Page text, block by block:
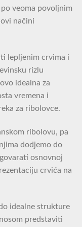
veoma povoljnim
načini
lepljenim crvima i
rizlu
idealna za
vremena i
za ribolovce.
ribolovu, pa
dodjemo do
osnovnoj
crvića na
idealne strukture
predstaviti